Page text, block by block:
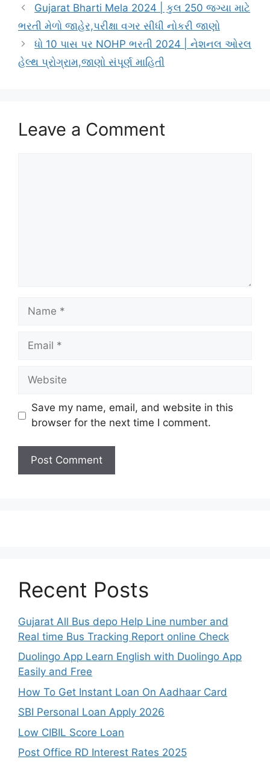
Gujarat Bharti Mela 2024 | કુલ 250 જગ્યા માટે
ભરતી મેળો જાહેર,પરીક્ષા વગર સીધી નોકરી જાણો
ધો 10 પાસ પર NOHP ભરતી 2024 | નેશનલ ઓરલ
હેલ્થ પ્રોગ્રામ,જાણો સંપૂર્ણ માહિતી
Leave a Comment
Name
Email
Website
Save my name, email, and website in this
browser for the next time I comment.
Recent Posts
Gujarat All Bus depo Help Line number and
Real time Bus Tracking Report online Check
Duolingo App Learn English with Duolingo App
Easily and Free
How To Get Instant Loan On Aadhaar Card
SBI Personal Loan Apply 2026
Low CIBIL Score Loan
Post Office RD Interest Rates 2025